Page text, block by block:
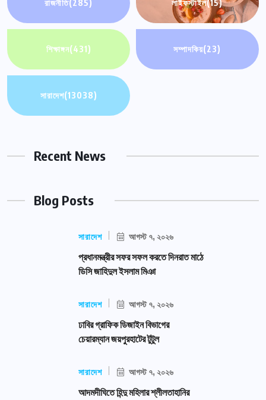
রাজনীতি(285) লাইফস্টাইল(15)
শিক্ষাঙ্গন(431) সম্পাদকিয়(23)
সারাদেশ(13038)
Recent News
Blog Posts
সারাদেশ আগস্ট ৭, ২০২৬
প্রধানমন্ত্রীর সফর সফল করতে দিনরাত মাঠে
ডিসি জাহিদুল ইসলাম মিঞা
সারাদেশ আগস্ট ৭, ২০২৬
ঢাবির গ্রাফিক ডিজাইন বিভাগের
চেয়ারম্যান জয়পুরহাটের টুটুল
সারাদেশ আগস্ট ৭, ২০২৬
আদমদীঘিতে হিন্দু মহিলার শ্লীলতাহানির